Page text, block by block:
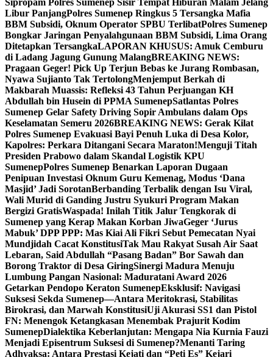
Sipropam Polres Sumenep Sisir Tempat Hiburan Malam Jelang
Libur PanjangPolres Sumenep Ringkus 5 Tersangka Mafia
BBM Subsidi, Oknum Operator SPBU TerlibatPolres Sumenep
Bongkar Jaringan Penyalahgunaan BBM Subsidi, Lima Orang
Ditetapkan TersangkaLAPORAN KHUSUS: Amuk Cemburu
di Ladang Jagung Gunung MalangBREAKING NEWS:
Pragaan Geger! Pick Up Terjun Bebas ke Jurang Rombasan,
Nyawa Sujianto Tak TertolongMenjemput Berkah di
Makbarah Muassis: Refleksi 43 Tahun Perjuangan KH
Abdullah bin Husein di PPMA SumenepSatlantas Polres
Sumenep Gelar Safety Driving Sopir Ambulans dalam Ops
Keselamatan Semeru 2026BREAKING NEWS: Gerak Kilat
Polres Sumenep Evakuasi Bayi Penuh Luka di Desa Kolor,
Kapolres: Perkara Ditangani Secara Maraton!Menguji Titah
Presiden Prabowo dalam Skandal Logistik KPU
SumenepPolres Sumenep Benarkan Laporan Dugaan
Penipuan Investasi Oknum Guru Kemenag, Modus ‘Dana
Masjid’ Jadi SorotanBerbanding Terbalik dengan Isu Viral,
Wali Murid di Ganding Justru Syukuri Program Makan
Bergizi GratisWaspada! Inilah Titik Jalur Tengkorak di
Sumenep yang Kerap Makan Korban JiwaGeger ‘Jurus
Mabuk’ DPP PPP: Mas Kiai Ali Fikri Sebut Pemecatan Nyai
Mundjidah Cacat KonstitusiTak Mau Rakyat Susah Air Saat
Lebaran, Said Abdullah “Pasang Badan” Bor Sawah dan
Borong Traktor di Desa GiringSinergi Madura Menuju
Lumbung Pangan Nasional: Maduratani Award 2026
Getarkan Pendopo Keraton SumenepEksklusif: Navigasi
Suksesi Sekda Sumenep—Antara Meritokrasi, Stabilitas
Birokrasi, dan Marwah KonstitusiUji Akurasi SS1 dan Pistol
FN: Menengok Ketangkasan Menembak Prajurit Kodim
SumenepDialektika Keberlanjutan: Mengapa Nia Kurnia Fauzi
Menjadi Episentrum Suksesi di Sumenep?Menanti Taring
Adhyaksa: Antara Prestasi Kejati dan “Peti Es” Kejari